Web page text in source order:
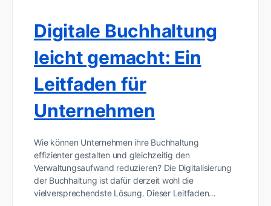
Digitale Buchhaltung
leicht gemacht: Ein
Leitfaden für
Unternehmen
Wie können Unternehmen ihre Buchhaltung
effizienter gestalten und gleichzeitig den
Verwaltungsaufwand reduzieren? Die Digitalisierung
der Buchhaltung ist dafür derzeit wohl die
vielversprechendste Lösung. Dieser Leitfaden…